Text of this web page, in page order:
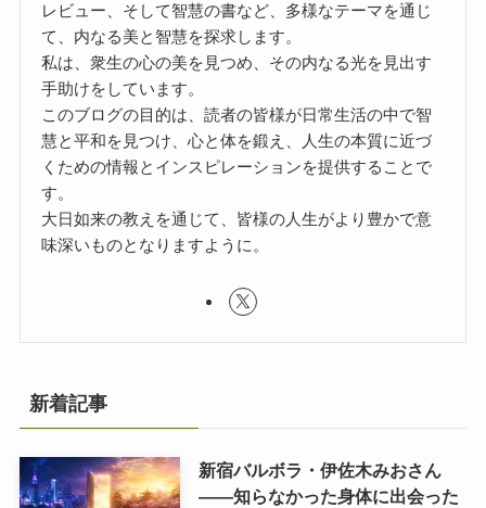
レビュー、そして智慧の書など、多様なテーマを通じ
て、内なる美と智慧を探求します。
私は、衆生の心の美を見つめ、その内なる光を見出す
手助けをしています。
このブログの目的は、読者の皆様が日常生活の中で智
慧と平和を見つけ、心と体を鍛え、人生の本質に近づ
くための情報とインスピレーションを提供することで
す。
大日如来の教えを通じて、皆様の人生がより豊かで意
味深いものとなりますように。
新着記事
新宿バルボラ・伊佐木みおさん
――知らなかった身体に出会った